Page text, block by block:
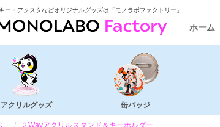
ー・アクスタなどオリジナルグッズは「モノラボファクトリー」
ホーム
アクリルグッズ 缶バッジ